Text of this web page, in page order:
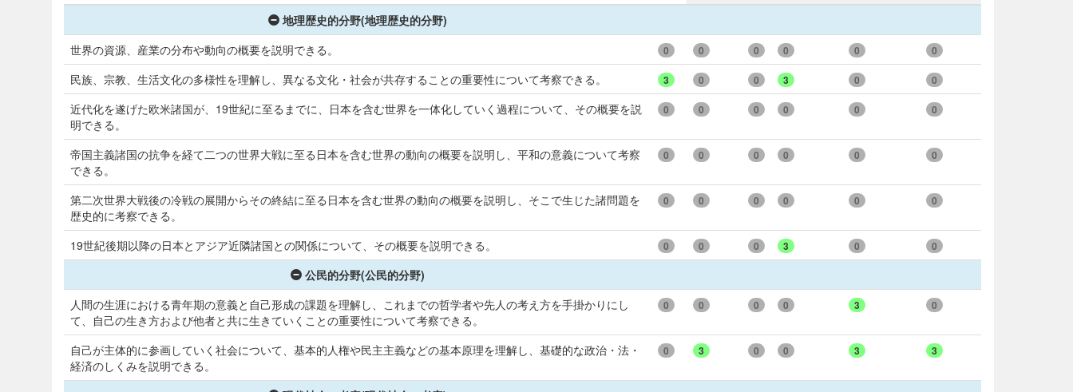
地理歴史的分野(地理歴史的分野)
世界の資源、産業の分布や動向の概要を説明できる。
0 0 0 0 0 0
民族、宗教、生活文化の多様性を理解し、異なる文化・社会が共存することの重要性について考察できる。 3 0 0 3 0 0
近代化を遂げた欧米諸国が、19世紀に至るまでに、日本を含む世界を一体化していく過程について、その概要を説
明できる。
0 0 0 0 0 0
帝国主義諸国の抗争を経て二つの世界大戦に至る日本を含む世界の動向の概要を説明し、平和の意義について考察
できる。
0 0 0 0 0 0
第二次世界大戦後の冷戦の展開からその終結に至る日本を含む世界の動向の概要を説明し、そこで生じた諸問題を
歴史的に考察できる。
0 0 0 0 0 0
19世紀後期以降の日本とアジア近隣諸国との関係について、その概要を説明できる。 0 0 0 3 0 0
公民的分野(公民的分野)
人間の生涯における青年期の意義と自己形成の課題を理解し、これまでの哲学者や先人の考え方を手掛かりにし
て、自己の生き方および他者と共に生きていくことの重要性について考察できる。
0 0 0 0 3 0
自己が主体的に参画していく社会について、基本的人権や民主主義などの基本原理を理解し、基礎的な政治・法・
経済のしくみを説明できる。
0 3 0 0 3 3